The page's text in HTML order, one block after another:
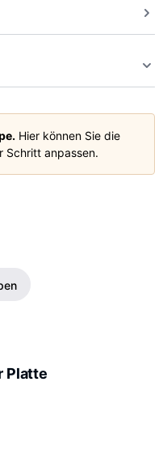
Hier können Sie die
Schritt anpassen.
Platte